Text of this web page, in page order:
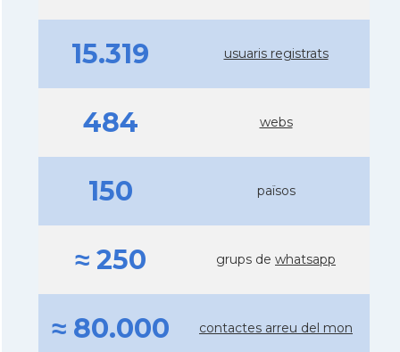
15.319 usuaris registrats
484 webs
150 països
≈ 250 grups de whatsapp
≈ 80.000 contactes arreu del mon